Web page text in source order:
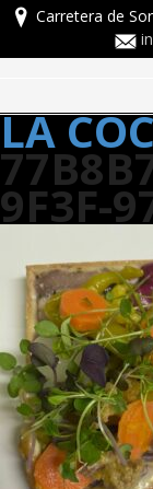
Carretera de
LA
9F3F-